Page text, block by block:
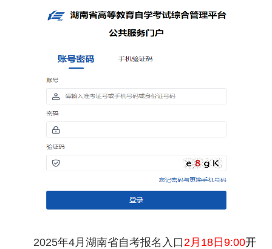
2025年4月湖南省自考报名入口 2月18日9:00开